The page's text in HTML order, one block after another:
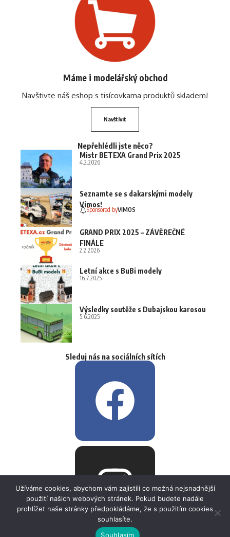
Máme i modelářský obchod
Navštivte náš eshop s tisícovkama produktů skladem!
Navštívit
Nepřehlédli jste něco?
Mistr BETEXA Grand Prix 2025
4.2.2026
Seznamte se s dakarskými modely
Vimos!
Sponsored byVIMOS
GRAND PRIX 2025 – ZÁVĚREČNÉ
FINÁLE
2.2.2026
Letní akce s BuBi modely
16.7.2025
Výsledky soutěže s Dubajskou karosou
5.6.2025
Sleduj nás na sociálních sítích
Užíváme cookies, abychom vám zajistili co možná nejsnadnější
použití našich webových stránek. Pokud budete nadále
prohlížet naše stránky předpokládáme, že s použitím cookies
souhlasíte.
Souhlasím